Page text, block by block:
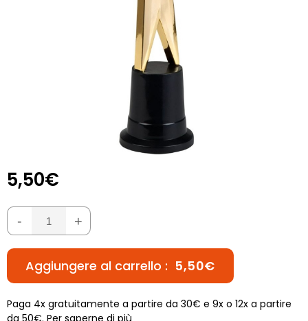
5,50€
- +
Aggiungere al carrello : 5,50€
Paga 4x gratuitamente a partire da 30€ e 9x o 12x a partire
da 50€. Per saperne di più